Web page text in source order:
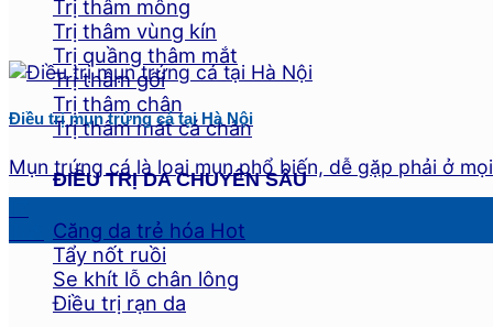
Trị thâm mông
Trị thâm vùng kín
Trị quầng thâm mắt
Trị thâm gối
Trị thâm chân
Trị thâm mắt cá chân
ĐIỀU TRỊ DA CHUYÊN SÂU
Căng da trẻ hóa
Tẩy nốt ruồi
Se khít lỗ chân lông
Điều trị rạn da
Điều trị mụn trứng cá tại Hà Nội
Mụn trứng cá là loại mụn phổ biến, dễ gặp phải ở